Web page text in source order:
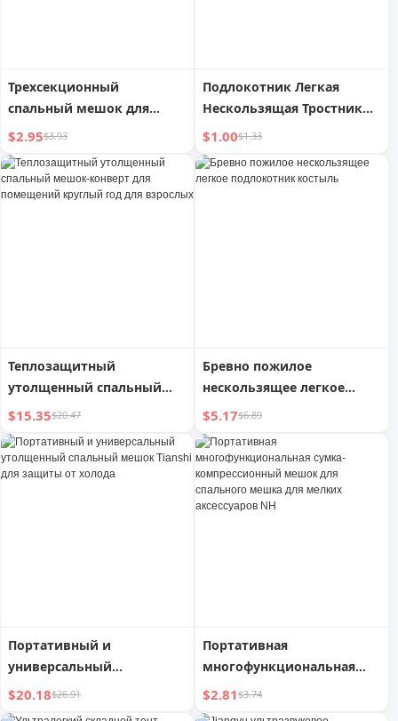
Трехсекционный
спальный мешок для
путешествий,
защищающий от грязи,
для двух человек
$2.95$3.93
Подлокотник Легкая
Нескользящая Тростник
для Пожилых
$1.00$1.33
Теплозащитный
утолщенный спальный
мешок-конверт для
помещений круглый год
для взрослых
$15.35$20.47
Бревно пожилое
нескользящее легкое
подлокотник костыль
$5.17$6.89
Портативный и
универсальный
утолщенный спальный
мешок Tianshi для защиты
$20.18$26.91
Портативная
многофункциональная
сумка-компрессионный
мешок для спального
$2.81$3.74